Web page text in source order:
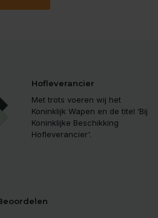
Hofleverancier
Met trots voeren wij het
Koninklijk Wapen en de titel ‘Bij
Koninklijke Beschikking
Hofleverancier'.